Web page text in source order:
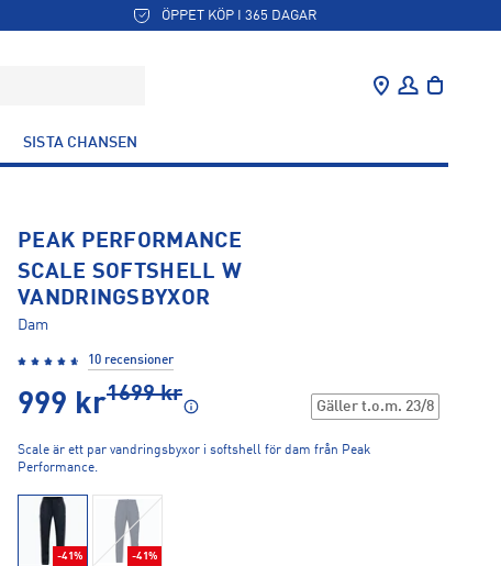
ÖPPET KÖP I 365 DAGAR
SISTA CHANSEN
PEAK PERFORMANCE
SCALE SOFTSHELL W
VANDRINGSBYXOR
Dam
10 recensioner
999 kr1699 kr
Gäller t.o.m. 23/8
Scale är ett par vandringsbyxor i softshell för dam från Peak
Performance.
-41% -41%